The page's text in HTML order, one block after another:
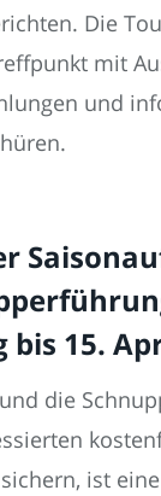
Die
mit
und
15.
die
ist